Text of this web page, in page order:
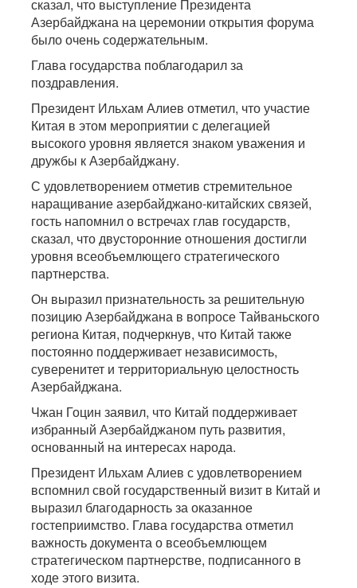
сказал, что выступление Президента
Азербайджана на церемонии открытия форума
было очень содержательным.
Глава государства поблагодарил за
поздравления.
Президент Ильхам Алиев отметил, что участие
Китая в этом мероприятии с делегацией
высокого уровня является знаком уважения и
дружбы к Азербайджану.
С удовлетворением отметив стремительное
наращивание азербайджано-китайских связей,
гость напомнил о встречах глав государств,
сказал, что двусторонние отношения достигли
уровня всеобъемлющего стратегического
партнерства.
Он выразил признательность за решительную
позицию Азербайджана в вопросе Тайваньского
региона Китая, подчеркнув, что Китай также
постоянно поддерживает независимость,
суверенитет и территориальную целостность
Азербайджана.
Чжан Гоцин заявил, что Китай поддерживает
избранный Азербайджаном путь развития,
основанный на интересах народа.
Президент Ильхам Алиев с удовлетворением
вспомнил свой государственный визит в Китай и
выразил благодарность за оказанное
гостеприимство. Глава государства отметил
важность документа о всеобъемлющем
стратегическом партнерстве, подписанного в
ходе этого визита.